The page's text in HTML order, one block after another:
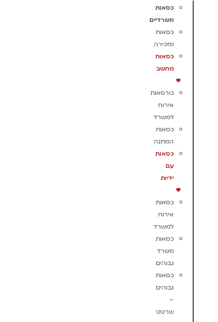
כסאות
משרדיים
כסאות
מזכירה
כסאות
מחשב
כורסאות
אירוח
למשרד
כסאות
המתנה
כסאות
עם
ידיות
כסאות
אירוח
למשרד
כסאות
משרד
גבוהים
כסאות
גבוהים
–
שרטט